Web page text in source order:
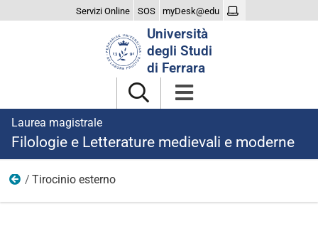
Servizi Online SOS myDesk@edu
Università
degli Studi
di Ferrara
Laurea magistrale
Filologie e Letterature medievali e moderne
Tirocinio
Tirocinio esterno